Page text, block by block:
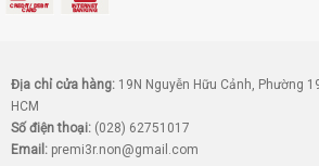
Địa chỉ cửa hàng: 19N Nguyễn Hữu Cảnh, Phường
HCM
Số điện thoại: (028) 62751017
Email: premi3r.non@gmail.com